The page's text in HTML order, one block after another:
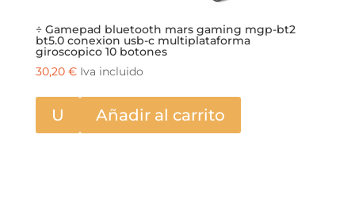
÷ Gamepad bluetooth mars gaming mgp-bt2
bt5.0 conexion usb-c multiplataforma
giroscopico 10 botones
30,20 € Iva incluido
U Añadir al carrito